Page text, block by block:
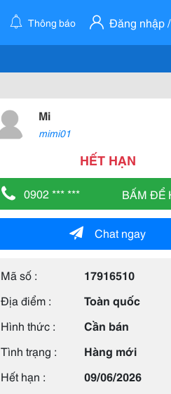
Thông báo Đăng nhập
Mi
mimi01
HẾT HẠN
0902 *** *** BẤM ĐỂ
Chat ngay
Mã số :
17916510
Địa điểm :
Toàn quốc
Hình thức :
Cần bán
Tình trạng :
Hàng mới
Hết hạn :
09/06/2026